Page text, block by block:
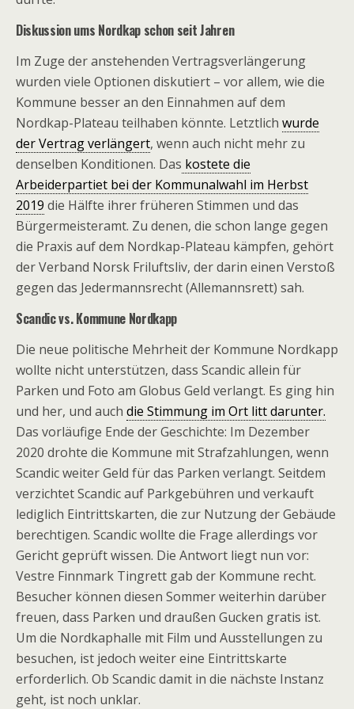
Diskussion ums Nordkap schon seit Jahren
Im Zuge der anstehenden Vertragsverlängerung
wurden viele Optionen diskutiert – vor allem, wie die
Kommune besser an den Einnahmen auf dem
Nordkap-Plateau teilhaben könnte. Letztlich wurde
der Vertrag verlängert, wenn auch nicht mehr zu
denselben Konditionen. Das kostete die
Arbeiderpartiet bei der Kommunalwahl im Herbst
2019 die Hälfte ihrer früheren Stimmen und das
Bürgermeisteramt. Zu denen, die schon lange gegen
die Praxis auf dem Nordkap-Plateau kämpfen, gehört
der Verband Norsk Friluftsliv, der darin einen Verstoß
gegen das Jedermannsrecht (Allemannsrett) sah.
Scandic vs. Kommune Nordkapp
Die neue politische Mehrheit der Kommune Nordkapp
wollte nicht unterstützen, dass Scandic allein für
Parken und Foto am Globus Geld verlangt. Es ging hin
und her, und auch die Stimmung im Ort litt darunter.
Das vorläufige Ende der Geschichte: Im Dezember
2020 drohte die Kommune mit Strafzahlungen, wenn
Scandic weiter Geld für das Parken verlangt. Seitdem
verzichtet Scandic auf Parkgebühren und verkauft
lediglich Eintrittskarten, die zur Nutzung der Gebäude
berechtigen. Scandic wollte die Frage allerdings vor
Gericht geprüft wissen. Die Antwort liegt nun vor:
Vestre Finnmark Tingrett gab der Kommune recht.
Besucher können diesen Sommer weiterhin darüber
freuen, dass Parken und draußen Gucken gratis ist.
Um die Nordkaphalle mit Film und Ausstellungen zu
besuchen, ist jedoch weiter eine Eintrittskarte
erforderlich. Ob Scandic damit in die nächste Instanz
geht, ist noch unklar.